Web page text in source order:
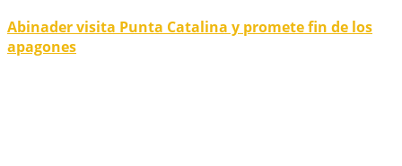
Abinader visita Punta Catalina y promete fin de los
apagones